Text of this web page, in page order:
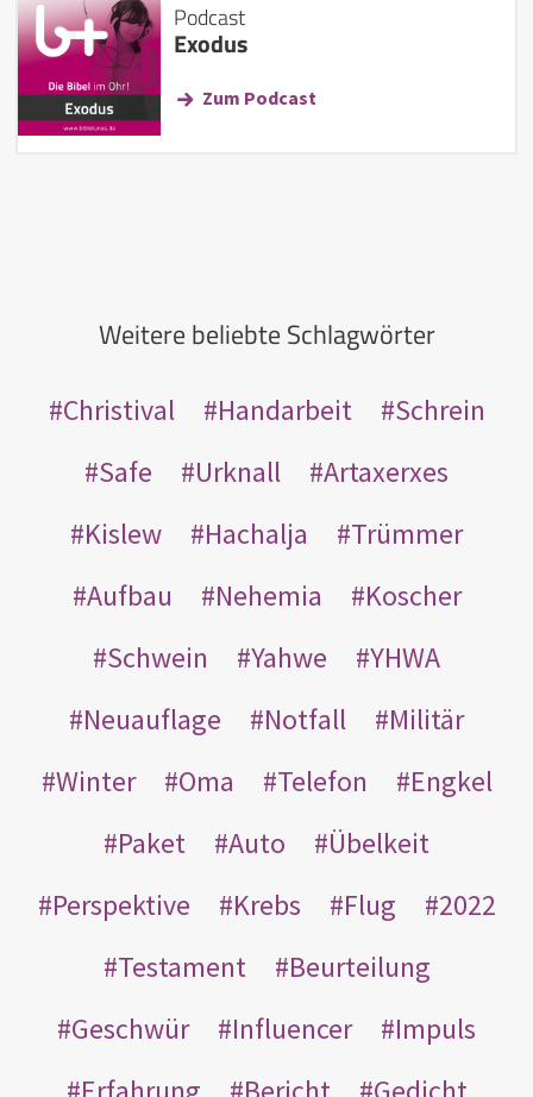
Podcast
Exodus
Zum Podcast
Weitere beliebte Schlagwörter
Christival Handarbeit
Schrein
Safe
Urknall
Artaxerxes
Kislew
Hachalja
Trümmer
Aufbau
Nehemia
Koscher
Schwein
Yahwe
YHWA
Neuauflage
Notfall
Militär
Winter
Oma Telefon
Engkel
Paket
Auto
Übelkeit
Perspektive
Krebs Flug
2022
Testament
Beurteilung
Geschwür
Influencer
Impuls